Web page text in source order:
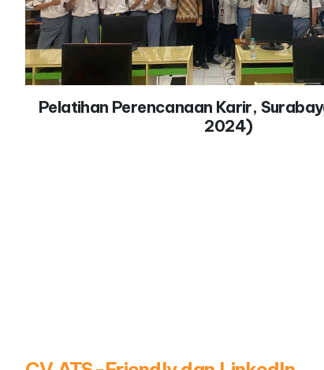
Pelatihan Perencanaan Karir,
2024)